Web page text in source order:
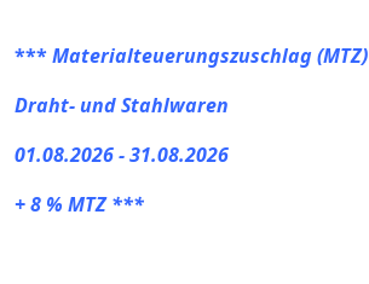
***Materialteuerungszuschlag (MTZ)
Draht- und Stahlwaren
01.08.2026 - 31.08.2026
+ 8 % MTZ ***